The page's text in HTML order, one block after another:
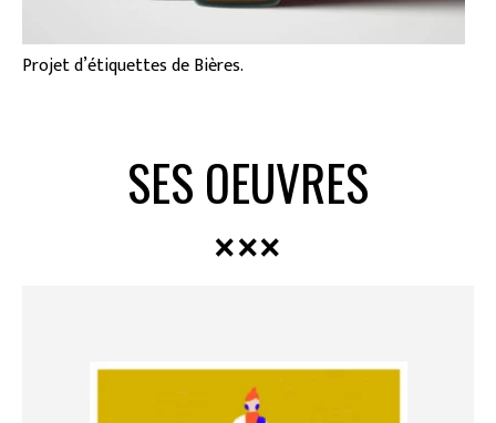
Projet d’étiquettes de Bières.
SES OEUVRES